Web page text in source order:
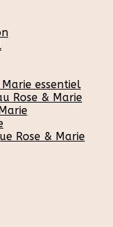
essentiel
Rose & Marie
Rose & Marie